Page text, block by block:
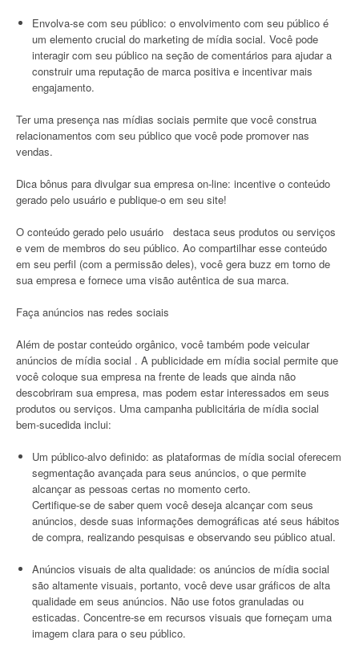
Envolva-se com seu público: o envolvimento com seu público é
um elemento crucial do marketing de mídia social. Você pode
interagir com seu público na seção de comentários para ajudar a
construir uma reputação de marca positiva e incentivar mais
engajamento.
Ter uma presença nas mídias sociais permite que você construa
relacionamentos com seu público que você pode promover nas
vendas.
Dica bônus para divulgar sua empresa on-line: incentive o conteúdo
gerado pelo usuário e publique-o em seu site!
O conteúdo gerado pelo usuário destaca seus produtos ou serviços
e vem de membros do seu público. Ao compartilhar esse conteúdo
em seu perfil (com a permissão deles), você gera buzz em torno de
sua empresa e fornece uma visão autêntica de sua marca.
Faça anúncios nas redes sociais
Além de postar conteúdo orgânico, você também pode veicular
anúncios de mídia social . A publicidade em mídia social permite que
você coloque sua empresa na frente de leads que ainda não
descobriram sua empresa, mas podem estar interessados em seus
produtos ou serviços. Uma campanha publicitária de mídia social
bem-sucedida inclui:
Um público-alvo definido: as plataformas de mídia social oferecem
segmentação avançada para seus anúncios, o que permite
alcançar as pessoas certas no momento certo.
Certifique-se de saber quem você deseja alcançar com seus
anúncios, desde suas informações demográficas até seus hábitos
de compra, realizando pesquisas e observando seu público atual.
Anúncios visuais de alta qualidade: os anúncios de mídia social
são altamente visuais, portanto, você deve usar gráficos de alta
qualidade em seus anúncios. Não use fotos granuladas ou
esticadas. Concentre-se em recursos visuais que forneçam uma
imagem clara para o seu público.